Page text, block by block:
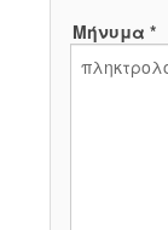
Μήνυμα *